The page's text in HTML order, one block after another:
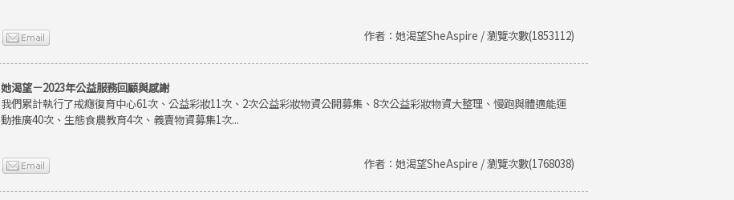
作者：她渴望SheAspire / 瀏覽次數(1853112)
她渴望－2023年公益服務回顧與感謝
我們累計執行了戒癮復育中心61次、公益彩妝11次、2次公益彩妝物資公開募集、8次公益彩妝物資大整理、慢跑與體適能運
動推廣40次、生態食農教育4次、義賣物資募集1次...
作者：她渴望SheAspire / 瀏覽次數(1768038)